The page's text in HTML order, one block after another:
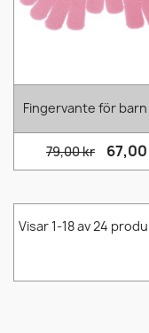
Fingervante för barn
79,00 kr
Visar 1-18 av 24